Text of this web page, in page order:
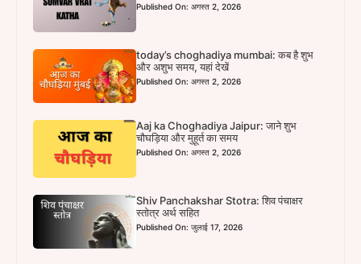
Published On: अगस्त 2, 2026
today’s choghadiya mumbai: कब है शुभ
और अशुभ समय, यहां देखें
Published On: अगस्त 2, 2026
Aaj ka Choghadiya Jaipur: जाने शुभ
चौघड़िया और मुहूर्त का समय
Published On: अगस्त 2, 2026
Shiv Panchakshar Stotra: शिव पंचाक्षर
स्तोत्र अर्थ सहित
Published On: जुलाई 17, 2026